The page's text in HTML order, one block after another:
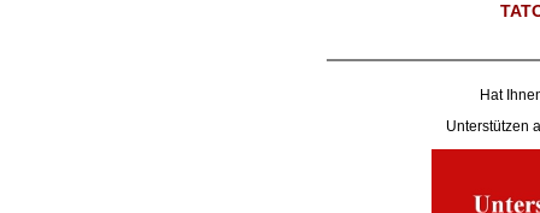
Hat
Unterstützen